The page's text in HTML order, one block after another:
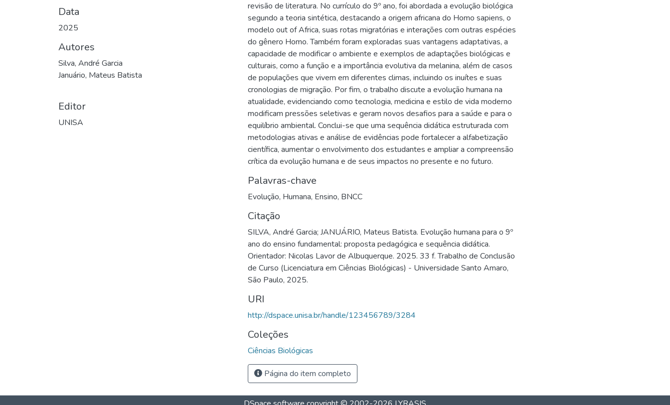
Data
2025
Autores
Silva, André Garcia
Januário, Mateus Batista
Editor
UNISA
revisão de literatura. No currículo do 9º ano, foi abordada a evolução biológica
segundo a teoria sintética, destacando a origem africana do Homo sapiens, o
modelo out of Africa, suas rotas migratórias e interações com outras espécies
do gênero Homo. Também foram exploradas suas vantagens adaptativas, a
capacidade de modificar o ambiente e exemplos de adaptações biológicas e
culturais, como a função e a importância evolutiva da melanina, além de casos
de populações que vivem em diferentes climas, incluindo os inuítes e suas
cronologias de migração. Por fim, o trabalho discute a evolução humana na
atualidade, evidenciando como tecnologia, medicina e estilo de vida moderno
modificam pressões seletivas e geram novos desafios para a saúde e para o
equilíbrio ambiental. Conclui-se que uma sequência didática estruturada com
metodologias ativas e análise de evidências pode fortalecer a alfabetização
científica, aumentar o envolvimento dos estudantes e ampliar a compreensão
crítica da evolução humana e de seus impactos no presente e no futuro.
Palavras-chave
Evolução, Humana, Ensino, BNCC
Citação
SILVA, André Garcia; JANUÁRIO, Mateus Batista. Evolução humana para o 9º
ano do ensino fundamental: proposta pedagógica e sequência didática.
Orientador: Nicolas Lavor de Albuquerque. 2025. 33 f. Trabalho de Conclusão
de Curso (Licenciatura em Ciências Biológicas) - Universidade Santo Amaro,
São Paulo, 2025.
URI
http://dspace.unisa.br/handle/123456789/3284
Coleções
Ciências Biológicas
Página do item completo